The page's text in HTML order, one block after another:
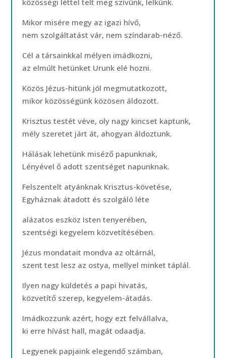
közösségi léttel telt meg szívünk, lelkünk.
Mikor misére megy az igazi hívő,
nem szolgáltatást vár, nem színdarab-néző.
Cél a társainkkal mélyen imádkozni,
az elmúlt hetünket Urunk elé hozni.
Közös Jézus-hitünk jól megmutatkozott,
mikor közösségünk közösen áldozott.
Krisztus testét véve, oly nagy kincset kaptunk,
mély szeretet járt át, ahogyan áldoztunk.
Hálásak lehetünk miséző papunknak,
Lényével ő adott szentséget napunknak.
Felszentelt atyánknak Krisztus-követése,
Egyháznak átadott és szolgáló léte
alázatos eszköz Isten tenyerében,
szentségi kegyelem közvetítésében.
Jézus mondatait mondva az oltárnál,
szent test lesz az ostya, mellyel minket táplál.
Ilyen nagy küldetés a papi hivatás,
közvetítő szerep, kegyelem-átadás.
Imádkozzunk azért, hogy ezt felvállalva,
ki erre hívást hall, magát odaadja.
Legyenek papjaink elegendő számban,